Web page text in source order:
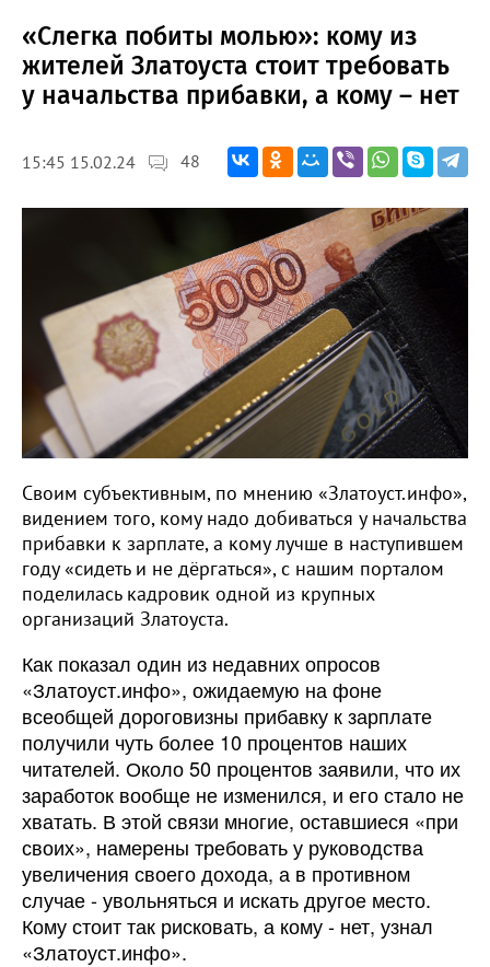
«Слегка побиты молью»: кому из
жителей Златоуста стоит требовать
у начальства прибавки, а кому – нет
15:45 15.02.24 48
Своим субъективным, по мнению «Златоуст.инфо»,
видением того, кому надо добиваться у начальства
прибавки к зарплате, а кому лучше в наступившем
году «сидеть и не дёргаться», с нашим порталом
поделилась кадровик одной из крупных
организаций Златоуста.
Как показал один из недавних опросов
«Златоуст.инфо», ожидаемую на фоне
всеобщей дороговизны прибавку к зарплате
получили чуть более 10 процентов наших
читателей. Около 50 процентов заявили, что их
заработок вообще не изменился, и его стало не
хватать. В этой связи многие, оставшиеся «при
своих», намерены требовать у руководства
увеличения своего дохода, а в противном
случае - увольняться и искать другое место.
Кому стоит так рисковать, а кому - нет, узнал
«Златоуст.инфо».